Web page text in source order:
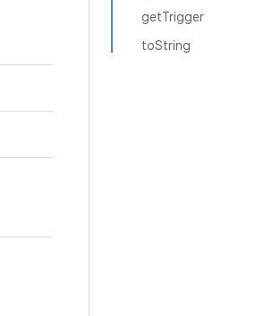
getTrigger
toString